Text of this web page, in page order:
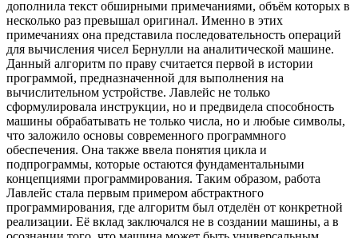
дополнила текст обширными примечаниями, объём которых в
несколько раз превышал оригинал. Именно в этих
примечаниях она представила последовательность операций
для вычисления чисел Бернулли на аналитической машине.
Данный алгоритм по праву считается первой в истории
программой, предназначенной для выполнения на
вычислительном устройстве. Лавлейс не только
сформулировала инструкции, но и предвидела способность
машины обрабатывать не только числа, но и любые символы,
что заложило основы современного программного
обеспечения. Она также ввела понятия цикла и
подпрограммы, которые остаются фундаментальными
концепциями программирования. Таким образом, работа
Лавлейс стала первым примером абстрактного
программирования, где алгоритм был отделён от конкретной
реализации. Её вклад заключался не в создании машины, а в